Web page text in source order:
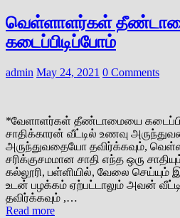
வெள்ளாளர்கள்
கடைப்பிடிப்போம்
admin May 24, 2021 0 Comments
*வேளாளர்கள் தீண்டாமையை
சாதிக்காரன் வீட்டில் உணவு
அருந்துவதையோ தவிர்க்கவும்,
சரிக்குசமமான சாதி எந்த ஒரு
கல்லூரி, பள்ளியில், வேலை செய்யும்
உடன் பழக்கம் ஏற்பட்டாலும் அவன்
தவிர்க்கவும் ,…
Read more